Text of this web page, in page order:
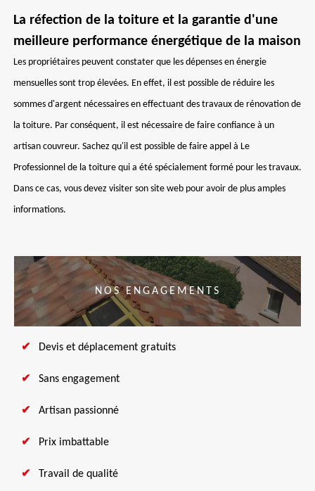
La réfection de la toiture et la garantie d'une
meilleure performance énergétique de la maison
Les propriétaires peuvent constater que les dépenses en énergie
mensuelles sont trop élevées. En effet, il est possible de réduire les
sommes d'argent nécessaires en effectuant des travaux de rénovation de
la toiture. Par conséquent, il est nécessaire de faire confiance à un
artisan couvreur. Sachez qu'il est possible de faire appel à Le
Professionnel de la toiture qui a été spécialement formé pour les travaux.
Dans ce cas, vous devez visiter son site web pour avoir de plus amples
informations.
NOS ENGAGEMENTS
Devis et déplacement gratuits
Sans engagement
Artisan passionné
Prix imbattable
Travail de qualité